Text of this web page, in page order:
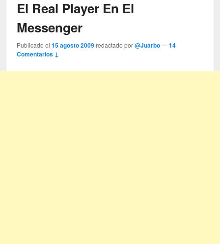
El Real Player En El
Messenger
Publicado el15 agosto 2009 redactado por@Juarbo —14
Comentarios ↓